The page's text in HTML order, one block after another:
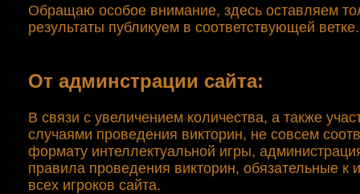
Обращаю особое внимание, здесь оставляем
результаты публикуем в соответствующей ветке.
От админстрации сайта:
В связи с увеличением количества, а также
случаями проведения викторин, не совсем
формату интеллектуальной игры,
правила проведения викторин, обязательные к
всех игроков сайта.